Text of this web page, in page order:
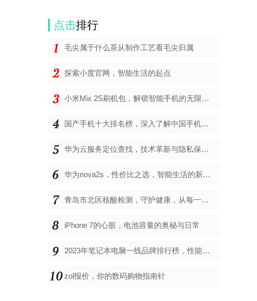
点击排行
毛尖属于什么茶从制作工艺看毛尖归属
探索小度官网，智能生活的起点
小米Mix 2S刷机包，解锁智能手机的无限可能
国产手机十大排名榜，深入了解中国手机市场的佼佼者
华为云服务定位查找，技术革新与隐私保护的双重奏
华为nova2s，性价比之选，智能生活的新伙伴
青岛市北区核酸检测，守护健康，从每一次检测开始
iPhone 7的心脏，电池容量的奥秘与日常
2023年笔记本电脑一线品牌排行榜，性能、创新与用户满意度的综合考量
zol报价，你的数码购物指南针